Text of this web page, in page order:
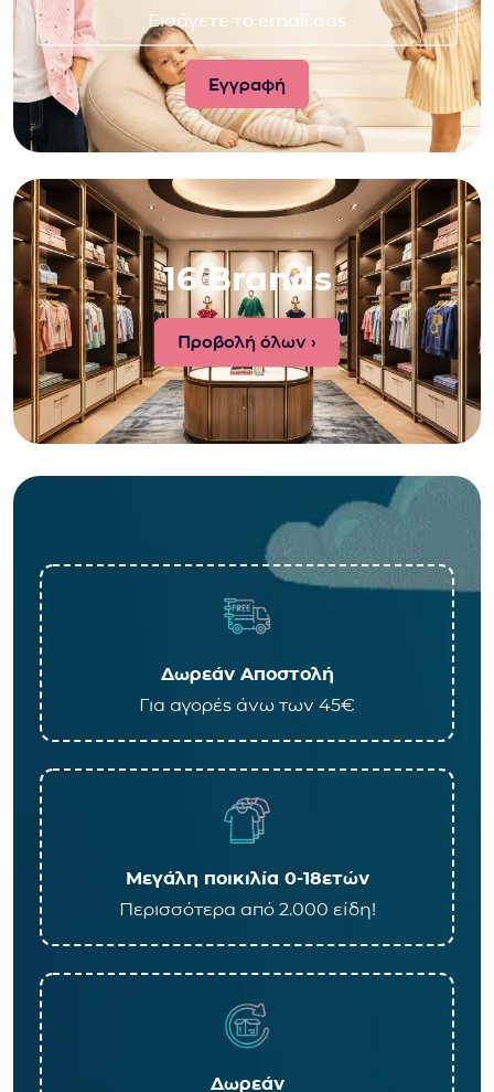
16 Brands
Προβολή όλων ›
Δωρεάν Αποστολή
Για αγορές άνω των 45€
Μεγάλη ποικιλία 0-18ετών
Περισσότερα από 2.000 είδη!
Δωρεάν